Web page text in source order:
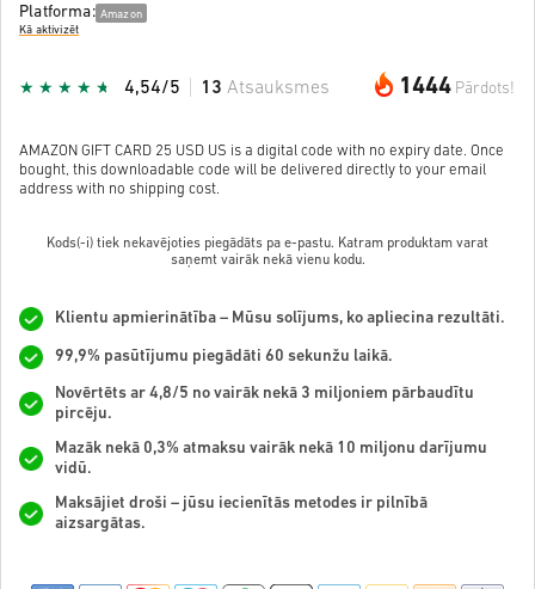
Platforma: Amazon
Kā aktivizēt
1444 Pārdots!
4,54/5 13 Atsauksmes
AMAZON GIFT CARD 25 USD US is a digital code with no expiry date. Once
bought, this downloadable code will be delivered directly to your email
address with no shipping cost.
Kods(-i) tiek nekavējoties piegādāts pa e-pastu. Katram produktam varat
saņemt vairāk nekā vienu kodu.
Klientu apmierinātība – Mūsu solījums, ko apliecina rezultāti.
99,9% pasūtījumu piegādāti 60 sekunžu laikā.
Novērtēts ar 4,8/5 no vairāk nekā 3 miljoniem pārbaudītu
pircēju.
Mazāk nekā 0,3% atmaksu vairāk nekā 10 miljonu darījumu
vidū.
Maksājiet droši – jūsu iecienītās metodes ir pilnībā
aizsargātas.